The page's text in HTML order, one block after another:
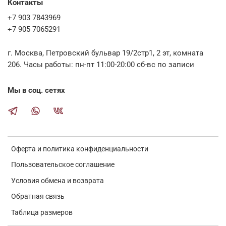
Оферта и политика конфиденциальности
Пользовательское соглашение
Условия обмена и возврата
Обратная связь
Таблица размеров
Контакты
+7 903 7843969
+7 905 7065291
г. Москва, Петровский бульвар 19/2стр1, 2 эт, комната
206. Часы работы: пн-пт 11:00-20:00 сб-вс по записи
Мы в соц. сетях